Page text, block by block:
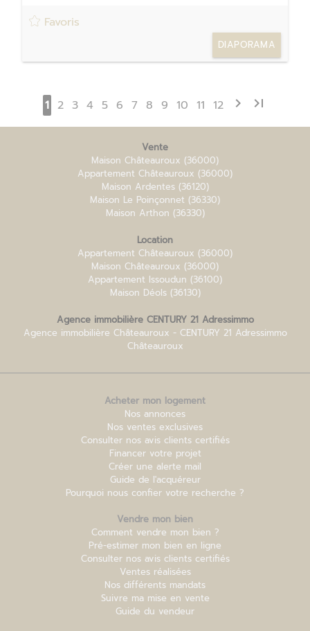
Favoris
DIAPORAMA
1 2 3 4 5 6 7 8 9 10 11 12 chevron_right last_page
Vente
Maison Châteauroux (36000)
Appartement Châteauroux (36000)
Maison Ardentes (36120)
Maison Le Poinçonnet (36330)
Maison Arthon (36330)
Location
Appartement Châteauroux (36000)
Maison Châteauroux (36000)
Appartement Issoudun (36100)
Maison Déols (36130)
Agence immobilière CENTURY 21 Adressimmo
Agence immobilière Châteauroux - CENTURY 21 Adressimmo
Châteauroux
Acheter mon logement
Nos annonces
Nos ventes exclusives
Consulter nos avis clients certifiés
Financer votre projet
Créer une alerte mail
Guide de l'acquéreur
Pourquoi nous confier votre recherche ?
Vendre mon bien
Comment vendre mon bien ?
Pré-estimer mon bien en ligne
Consulter nos avis clients certifiés
Ventes réalisées
Nos différents mandats
Suivre ma mise en vente
Guide du vendeur